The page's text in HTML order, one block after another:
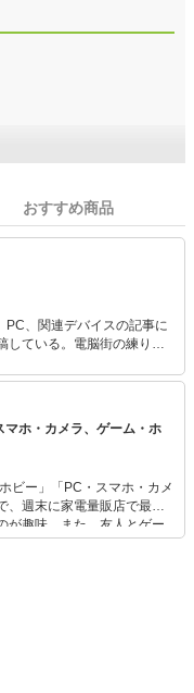
おすすめ商品
PC、関連デバイスの記事に
している。電脳街の練り歩
のが出るとすぐに飛びつい
ホ・カメラ、ゲーム・ホ
ビー」「PC・スマホ・カメ
、週末に家電量販店で最新
が趣味。また、友人とゲー
ルやイベント情報もいち早